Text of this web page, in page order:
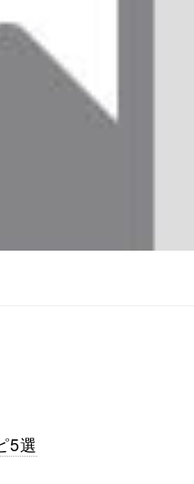
5選